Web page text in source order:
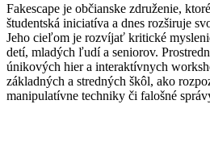
Fakescape je občianske združenie,
študentská iniciatíva a dnes rozširuje
Jeho cieľom je rozvíjať kritické
detí, mladých ľudí a seniorov.
únikových hier a interaktívnych
základných a stredných škôl, ako
manipulatívne techniky či falošné